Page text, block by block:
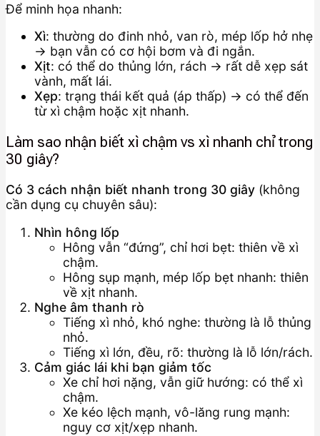
Để minh họa nhanh:
Xì: thường do đinh nhỏ, van rò, mép lốp hở nhẹ
→ bạn vẫn có cơ hội bơm và đi ngắn.
Xịt: có thể do thủng lớn, rách → rất dễ xẹp sát
vành, mất lái.
Xẹp: trạng thái kết quả (áp thấp) → có thể đến
từ xì chậm hoặc xịt nhanh.
Làm sao nhận biết xì chậm vs xì nhanh chỉ trong
30 giây?
Có 3 cách nhận biết nhanh trong 30 giây (không
cần dụng cụ chuyên sâu):
Nhìn hông lốp
Hông vẫn “đứng”, chỉ hơi bẹt: thiên về xì
chậm.
Hông sụp mạnh, mép lốp bẹt nhanh: thiên
về xịt nhanh.
Nghe âm thanh rò
Tiếng xì nhỏ, khó nghe: thường là lỗ thủng
nhỏ.
Tiếng xì lớn, đều, rõ: thường là lỗ lớn/rách.
Cảm giác lái khi bạn giảm tốc
Xe chỉ hơi nặng, vẫn giữ hướng: có thể xì
chậm.
Xe kéo lệch mạnh, vô-lăng rung mạnh:
nguy cơ xịt/xẹp nhanh.